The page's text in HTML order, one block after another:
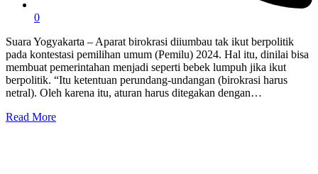
0
Suara Yogyakarta – Aparat birokrasi diiumbau tak ikut berpolitik
pada kontestasi pemilihan umum (Pemilu) 2024. Hal itu, dinilai bisa
membuat pemerintahan menjadi seperti bebek lumpuh jika ikut
berpolitik. “Itu ketentuan perundang-undangan (birokrasi harus
netral). Oleh karena itu, aturan harus ditegakan dengan…
Read More